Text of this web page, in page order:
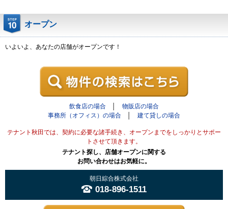
オープン
いよいよ、あなたの店舗がオープンです！
飲食店の場合
物販店の場合
事務所（オフィス）の場合
建て貸しの場合
テナント秋田では、契約に必要な諸手続き、オープンまでをしっかりとサポー
トさせて頂きます。
テナント探し、店舗オープンに関する
お問い合わせはお気軽に。
朝日綜合株式会社
018-896-1511